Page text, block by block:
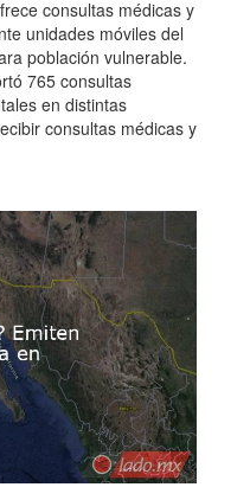
consultas médicas y
unidades móviles del
población vulnerable.
765 consultas
en distintas
consultas médicas y